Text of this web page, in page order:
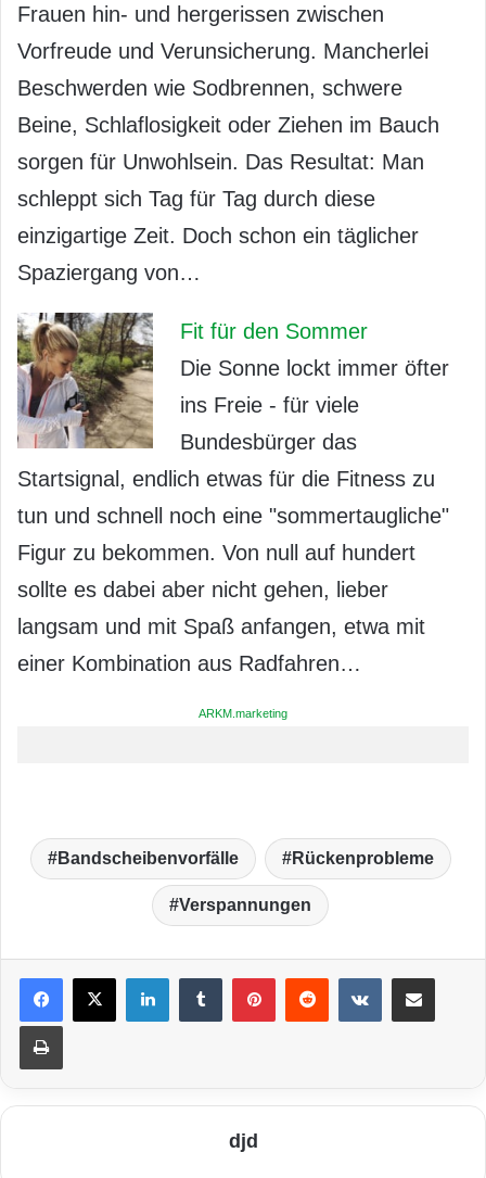
Frauen hin- und hergerissen zwischen
Vorfreude und Verunsicherung. Mancherlei
Beschwerden wie Sodbrennen, schwere
Beine, Schlaflosigkeit oder Ziehen im Bauch
sorgen für Unwohlsein. Das Resultat: Man
schleppt sich Tag für Tag durch diese
einzigartige Zeit. Doch schon ein täglicher
Spaziergang von…
Fit für den Sommer
Die Sonne lockt immer öfter
ins Freie - für viele
Bundesbürger das
Startsignal, endlich etwas für die Fitness zu
tun und schnell noch eine "sommertaugliche"
Figur zu bekommen. Von null auf hundert
sollte es dabei aber nicht gehen, lieber
langsam und mit Spaß anfangen, etwa mit
einer Kombination aus Radfahren…
ARKM.marketing
Bandscheibenvorfälle Rückenprobleme
Verspannungen
LinkedIn VKontakte
Drucken
djd